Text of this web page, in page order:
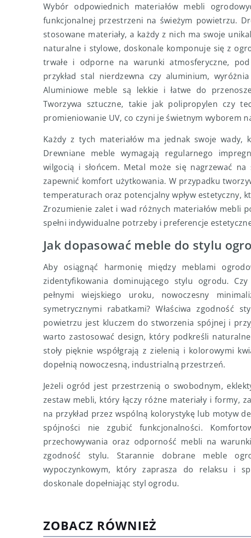
Wybór odpowiednich materiałów mebli
funkcjonalnej przestrzeni na świeżym powietrzu.
stosowane materiały, a każdy z nich ma swoje
naturalne i stylowe, doskonale komponuje się z
trwałe i odporne na warunki atmosferyczne,
przykład stal nierdzewna czy aluminium,
Aluminiowe meble są lekkie i łatwe do
Tworzywa sztuczne, takie jak polipropylen czy
promieniowanie UV, co czyni je świetnym wyborem
Każdy z tych materiałów ma jednak swoje
Drewniane meble wymagają regularnego
wilgocią i słońcem. Metal może się nagrzewać
zapewnić komfort użytkowania. W przypadku
temperaturach oraz potencjalny wpływ estetyczny,
Zrozumienie zalet i wad różnych materiałów mebli
spełni indywidualne potrzeby i preferencje
Jak dopasować meble do stylu
Aby osiągnąć harmonię między meblami
zidentyfikowania dominującego stylu ogrodu.
pełnymi wiejskiego uroku, nowoczesny
symetrycznymi rabatkami? Właściwa zgodność
powietrzu jest kluczem do stworzenia spójnej i
warto zastosować design, który podkreśli
stoły pięknie współgrają z zielenią i kolorowymi
dopełnią nowoczesną, industrialną przestrzeń.
Jeżeli ogród jest przestrzenią o swobodnym,
zestaw mebli, który łączy różne materiały i formy,
na przykład przez wspólną kolorystykę lub motyw
spójności nie zgubić funkcjonalności.
przechowywania oraz odporność mebli na
zgodność stylu. Starannie dobrane meble
wypoczynkowym, który zaprasza do relaksu i
doskonale dopełniając styl ogrodu.
ZOBACZ RÓWNIEŻ